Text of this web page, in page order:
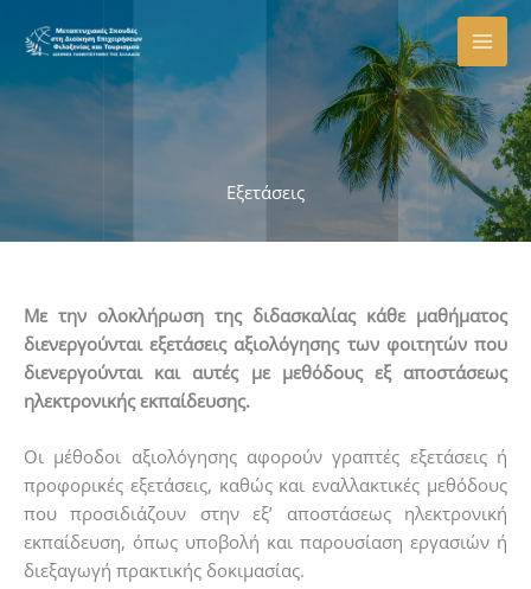
στο
περιεχόμενο
Εξετάσεις
Με την ολοκλήρωση της διδασκαλίας κάθε μαθήματος
διενεργούνται εξετάσεις αξιολόγησης των φοιτητών που
διενεργούνται και αυτές με μεθόδους εξ αποστάσεως
ηλεκτρονικής εκπαίδευσης.
Οι μέθοδοι αξιολόγησης αφορούν γραπτές εξετάσεις ή
προφορικές εξετάσεις, καθώς και εναλλακτικές μεθόδους
που προσιδιάζουν στην εξ’ αποστάσεως ηλεκτρονική
εκπαίδευση, όπως υποβολή και παρουσίαση εργασιών ή
διεξαγωγή πρακτικής δοκιμασίας.